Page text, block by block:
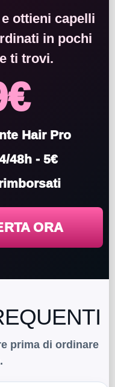
ottieni capelli
in pochi
ti trovi.
Hair Pro
48h - 5€
ORA
prima di ordinare